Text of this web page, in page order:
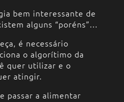
bem interessante de
alguns “poréns”…
é necessário
o algorítimo da
quer utilizar e o
atingir.
passar a alimentar